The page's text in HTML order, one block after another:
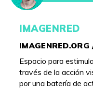
IMAGENRED
Espacio para
través de la acción
por una batería de